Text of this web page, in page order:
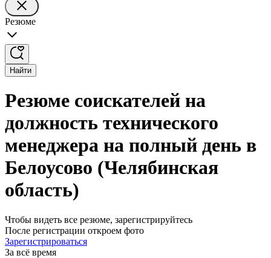
Резюме
Найти
Резюме соискателей на
должность технического
менеджера на полный день в
Белоусово (Челябинская
область)
Чтобы видеть все резюме, зарегистрируйтесь
После регистрации откроем фото
Зарегистрироваться
За всё время